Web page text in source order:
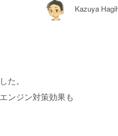
Kazuya
た。
ンジン対策効果も